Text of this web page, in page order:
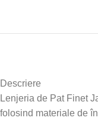
Descriere
Lenjeria de Pat Finet
folosind materiale de